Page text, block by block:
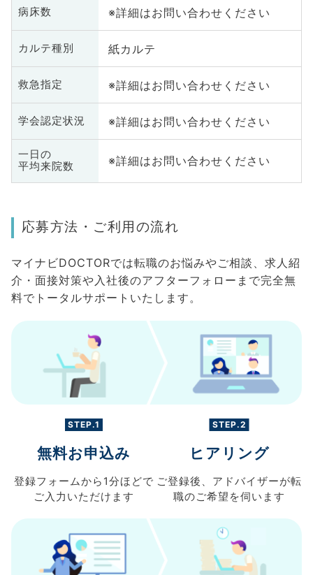
病床数 ※詳細はお問い合わせください
カルテ種別 紙カルテ
救急指定 ※詳細はお問い合わせください
学会認定状況 ※詳細はお問い合わせください
一日の
平均来院数
※詳細はお問い合わせください
応募方法・ご利用の流れ
マイナビDOCTORでは転職のお悩みやご相談、求人紹
介・面接対策や入社後のアフターフォローまで完全無
料でトータルサポートいたします。
STEP.1
無料お申込み
登録フォームから 1分ほどで
ご入力 いただけます
STEP.2
ヒアリング
ご登録後、 アドバイザーが転
職のご希望を伺います